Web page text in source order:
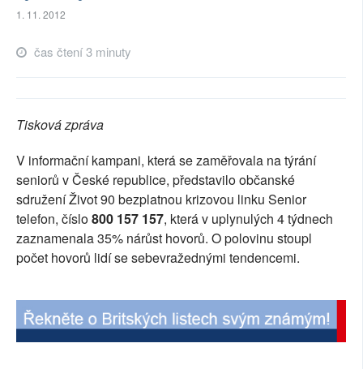
TÉMATA
NEJČTENĚJŠÍ ZA 7 DNÍ
PŘÍSPĚVKY NA PROVOZ
SOCIÁLNÍ SÍTĚ
RUBRIKY
PLNÁ VERZE STRÁNEK
1. 11. 2012
čas čtení 3 minuty
Tisková zpráva
V informační kampani, která se zaměřovala na týrání
seniorů v České republice, představilo občanské
sdružení Život 90 bezplatnou krizovou linku Senior
telefon, číslo800 157 157, která v uplynulých 4 týdnech
zaznamenala 35% nárůst hovorů. O polovinu stoupl
počet hovorů lidí se sebevražednými tendencemi.